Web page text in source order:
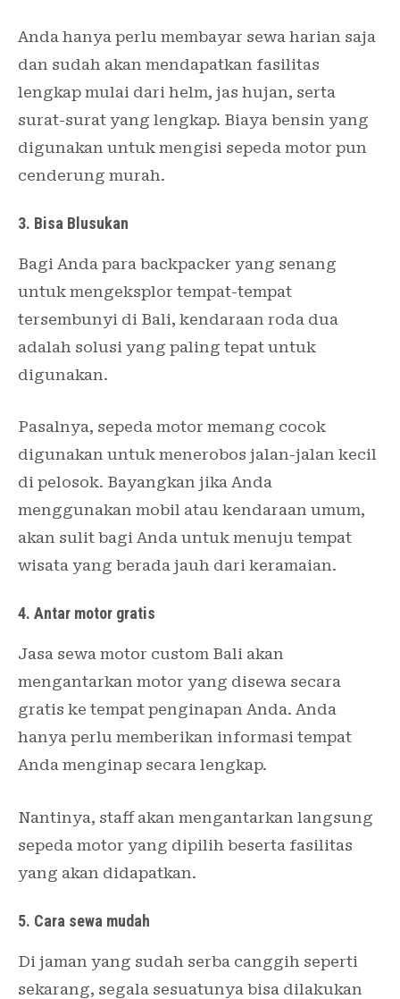
Anda hanya perlu membayar sewa harian saja
dan sudah akan mendapatkan fasilitas
lengkap mulai dari helm, jas hujan, serta
surat-surat yang lengkap. Biaya bensin yang
digunakan untuk mengisi sepeda motor pun
cenderung murah.
3. Bisa Blusukan
Bagi Anda para backpacker yang senang
untuk mengeksplor tempat-tempat
tersembunyi di Bali, kendaraan roda dua
adalah solusi yang paling tepat untuk
digunakan.
Pasalnya, sepeda motor memang cocok
digunakan untuk menerobos jalan-jalan kecil
di pelosok. Bayangkan jika Anda
menggunakan mobil atau kendaraan umum,
akan sulit bagi Anda untuk menuju tempat
wisata yang berada jauh dari keramaian.
4. Antar motor gratis
Jasa sewa motor custom Bali akan
mengantarkan motor yang disewa secara
gratis ke tempat penginapan Anda. Anda
hanya perlu memberikan informasi tempat
Anda menginap secara lengkap.
Nantinya, staff akan mengantarkan langsung
sepeda motor yang dipilih beserta fasilitas
yang akan didapatkan.
5. Cara sewa mudah
Di jaman yang sudah serba canggih seperti
sekarang, segala sesuatunya bisa dilakukan